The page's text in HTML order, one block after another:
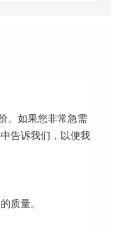
。如果您非常急需
告诉我们，以便我
质量。